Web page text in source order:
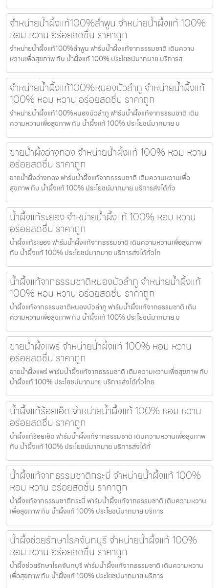
จำหน่ายน้ำผึ้งแท้100%ลำพูน จำหน่ายน้ำผึ้งแท้ 100%
หอม หวาน อร่อยสดชื่น ราคาถูก
จำหน่ายน้ำผึ้งแท้100%ลำพูน ฟาร์มน้ำผึ้งแท้จากธรรมชาติ เติมความ
หวานเพื่อสุขภาพ กับ น้ำผึ้งแท้ 100% ประโยชน์มากมาย บริการส
จำหน่ายน้ำผึ้งแท้100%หนองบัวลำภู จำหน่ายน้ำผึ้งแท้
100% หอม หวาน อร่อยสดชื่น ราคาถูก
จำหน่ายน้ำผึ้งแท้100%หนองบัวลำภู ฟาร์มน้ำผึ้งแท้จากธรรมชาติ เติม
ความหวานเพื่อสุขภาพ กับ น้ำผึ้งแท้ 100% ประโยชน์มากมาย บ
ขายน้ำผึ้งอ่างทอง จำหน่ายน้ำผึ้งแท้ 100% หอม หวาน
อร่อยสดชื่น ราคาถูก
ขายน้ำผึ้งอ่างทอง ฟาร์มน้ำผึ้งแท้จากธรรมชาติ เติมความหวานเพื่อ
สุขภาพ กับ น้ำผึ้งแท้ 100% ประโยชน์มากมาย บริการส่งได้ทั่ว
น้ำผึ้งแท้ระยอง จำหน่ายน้ำผึ้งแท้ 100% หอม หวาน
อร่อยสดชื่น ราคาถูก
น้ำผึ้งแท้ระยอง ฟาร์มน้ำผึ้งแท้จากธรรมชาติ เติมความหวานเพื่อสุขภาพ
กับ น้ำผึ้งแท้ 100% ประโยชน์มากมาย บริการส่งได้ทั่วไท
น้ำผึ้งแท้จากธรรมชาติหนองบัวลำภู จำหน่ายน้ำผึ้งแท้
100% หอม หวาน อร่อยสดชื่น ราคาถูก
น้ำผึ้งแท้จากธรรมชาติหนองบัวลำภู ฟาร์มน้ำผึ้งแท้จากธรรมชาติ เติม
ความหวานเพื่อสุขภาพ กับ น้ำผึ้งแท้ 100% ประโยชน์มากมาย บ
ขายน้ำผึ้งแพร่ จำหน่ายน้ำผึ้งแท้ 100% หอม หวาน
อร่อยสดชื่น ราคาถูก
ขายน้ำผึ้งแพร่ ฟาร์มน้ำผึ้งแท้จากธรรมชาติ เติมความหวานเพื่อสุขภาพ กับ
น้ำผึ้งแท้ 100% ประโยชน์มากมาย บริการส่งได้ทั่วไทย
น้ำผึ้งแท้ร้อยเอ็ด จำหน่ายน้ำผึ้งแท้ 100% หอม หวาน
อร่อยสดชื่น ราคาถูก
น้ำผึ้งแท้ร้อยเอ็ด ฟาร์มน้ำผึ้งแท้จากธรรมชาติ เติมความหวานเพื่อสุขภาพ
กับ น้ำผึ้งแท้ 100% ประโยชน์มากมาย บริการส่งได้ทั่
น้ำผึ้งแท้จากธรรมชาติกระบี่ จำหน่ายน้ำผึ้งแท้ 100%
หอม หวาน อร่อยสดชื่น ราคาถูก
น้ำผึ้งแท้จากธรรมชาติกระบี่ ฟาร์มน้ำผึ้งแท้จากธรรมชาติ เติมความหวาน
เพื่อสุขภาพ กับ น้ำผึ้งแท้ 100% ประโยชน์มากมาย บริการ
น้ำผึ้งช่วยรักษาโรคจันทบุรี จำหน่ายน้ำผึ้งแท้ 100%
หอม หวาน อร่อยสดชื่น ราคาถูก
น้ำผึ้งช่วยรักษาโรคจันทบุรี ฟาร์มน้ำผึ้งแท้จากธรรมชาติ เติมความหวาน
เพื่อสุขภาพ กับ น้ำผึ้งแท้ 100% ประโยชน์มากมาย บริการ